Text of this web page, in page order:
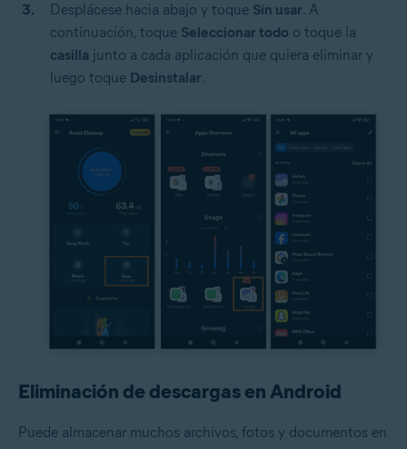
Desplácese hacia abajo y toque Sin usar. A
continuación, toque Seleccionar todo o toque la
casilla junto a cada aplicación que quiera eliminar y
luego toque Desinstalar.
Eliminación de descargas en Android
Puede almacenar muchos archivos, fotos y documentos en